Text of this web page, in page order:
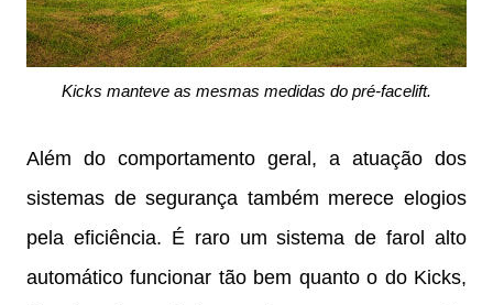
Kicks manteve as mesmas medidas do pré-facelift.
Além do comportamento geral, a atuação dos
sistemas de segurança também merece elogios
pela eficiência. É raro um sistema de farol alto
automático funcionar tão bem quanto o do Kicks,